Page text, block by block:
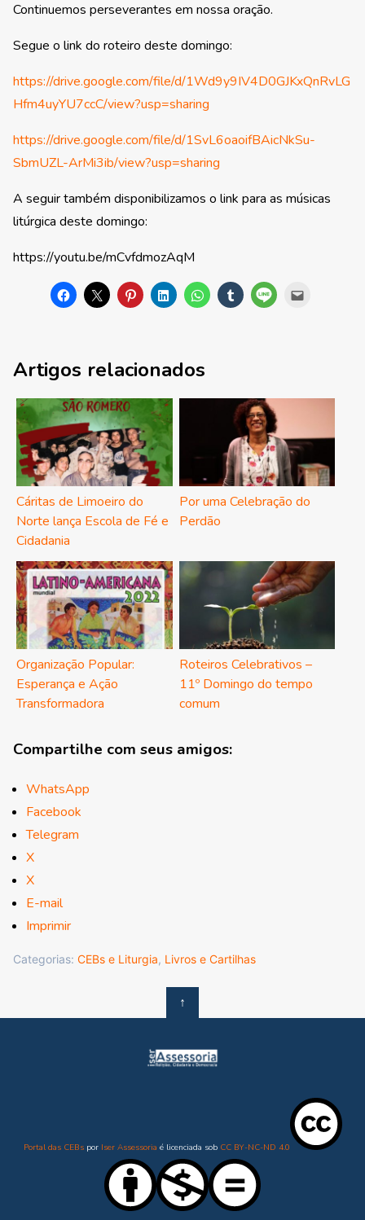
Continuemos perseverantes em nossa oração.
Segue o link do roteiro deste domingo:
https://drive.google.com/file/d/1Wd9y9IV4D0GJKxQnRvLG
Hfm4uyYU7ccC/view?usp=sharing
https://drive.google.com/file/d/1SvL6oaoifBAicNkSu-
SbmUZL-ArMi3ib/view?usp=sharing
A seguir também disponibilizamos o link para as músicas
litúrgica deste domingo:
https://youtu.be/mCvfdmozAqM
Artigos relacionados
Cáritas de Limoeiro do
Norte lança Escola de Fé e
Cidadania
Por uma Celebração do
Perdão
Organização Popular:
Esperança e Ação
Transformadora
Roteiros Celebrativos –
11º Domingo do tempo
comum
Compartilhe com seus amigos:
WhatsApp
Facebook
Telegram
X
X
E-mail
Imprimir
Categorias: CEBs e Liturgia, Livros e Cartilhas
↑
Portal das CEBspor Iser Assessoria é licenciada sob CC BY-NC-ND 4.0